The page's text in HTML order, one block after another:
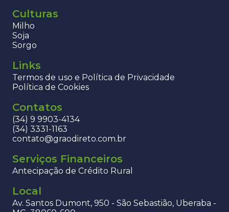
Culturas
Milho
Soja
Sorgo
Links
Termos de uso e Política de Privacidade
Política de Cookies
Contatos
(34) 9 9903-4134
(34) 3331-1163
contato@graodireto.com.br
Serviços Financeiros
Antecipação de Crédito Rural
Local
Av. Santos Dumont, 950 - São Sebastião, Uberaba -